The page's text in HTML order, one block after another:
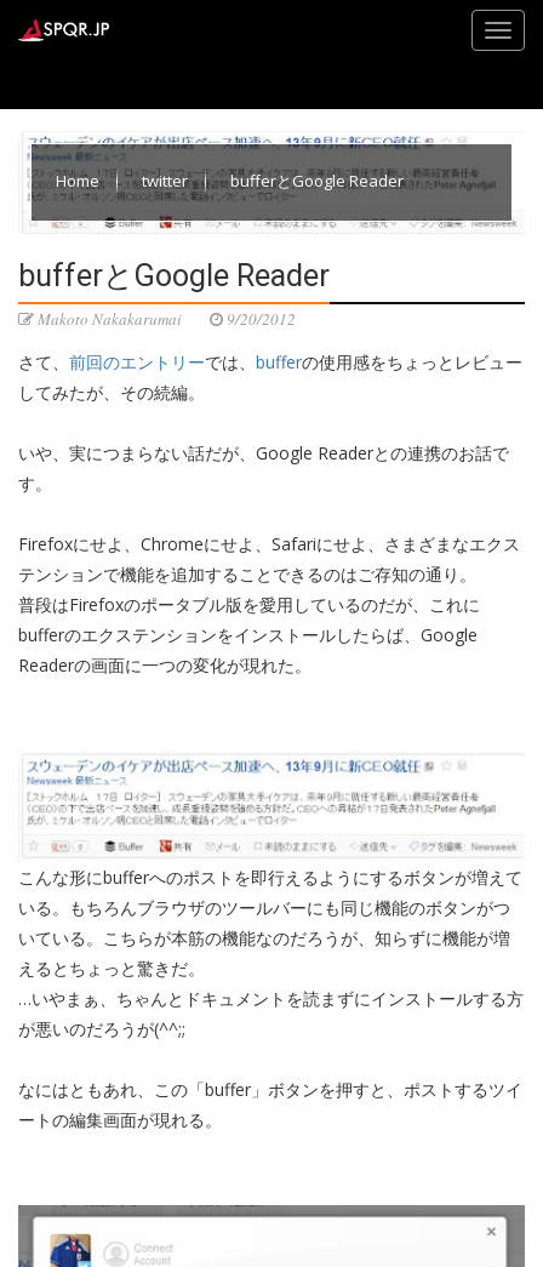
Home twitter bufferとGoogle Reader
bufferとGoogle Reader
Makoto Nakakarumai 9/20/2012
さて、 前回のエントリーでは、 bufferの使用感をちょっとレビュー
してみたが、その続編。
いや、実につまらない話だが、Google Readerとの連携のお話で
す。
Firefoxにせよ、Chromeにせよ、Safariにせよ、さまざまなエクス
テンションで機能を追加することできるのはご存知の通り。
普段はFirefoxのポータブル版を愛用しているのだが、これに
bufferのエクステンションをインストールしたらば、Google
Readerの画面に一つの変化が現れた。
こんな形にbufferへのポストを即行えるようにするボタンが増えて
いる。もちろんブラウザのツールバーにも同じ機能のボタンがつ
いている。こちらが本筋の機能なのだろうが、知らずに機能が増
えるとちょっと驚きだ。
…いやまぁ、ちゃんとドキュメントを読まずにインストールする方
が悪いのだろうが(^^;;
なにはともあれ、この「buffer」ボタンを押すと、ポストするツイ
ートの編集画面が現れる。